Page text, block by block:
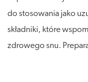
do stosowania jako
składniki, które
zdrowego snu.